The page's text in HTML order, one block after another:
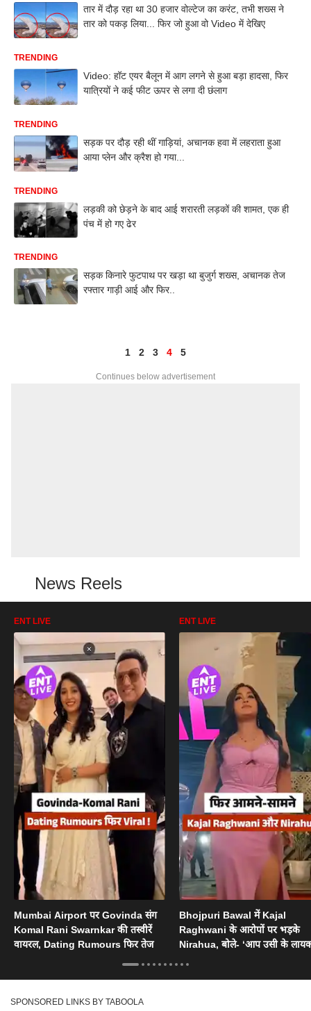
तार में दौड़ रहा था 30 हजार वोल्टेज का करंट, तभी शख्स ने
तार को पकड़ लिया... फिर जो हुआ वो Video में देखिए
TRENDING
Video: हॉट एयर बैलून में आग लगने से हुआ बड़ा हादसा, फिर
यात्रियों ने कई फीट ऊपर से लगा दी छंलाग
TRENDING
सड़क पर दौड़ रही थीं गाड़ियां, अचानक हवा में लहराता हुआ
आया प्लेन और क्रैश हो गया...
TRENDING
लड़की को छेड़ने के बाद आई शरारती लड़कों की शामत, एक ही
पंच में हो गए ढेर
TRENDING
सड़क किनारे फुटपाथ पर खड़ा था बुजुर्ग शख्स, अचानक तेज
रफ्तार गाड़ी आई और फिर..
1 2 3 4 5
Continues below advertisement
News Reels
ENT LIVE
Mumbai Airport पर Govinda संग
Komal Rani Swarnkar की तस्वीरें
वायरल, Dating Rumours फिर तेज
ENT LIVE
Bhojpuri Bawal में Kajal
Raghwani के आरोपों पर भड़के
Nirahua, बोले- ‘आप उसी के लायक
SPONSORED LINKS BY TABOOLA